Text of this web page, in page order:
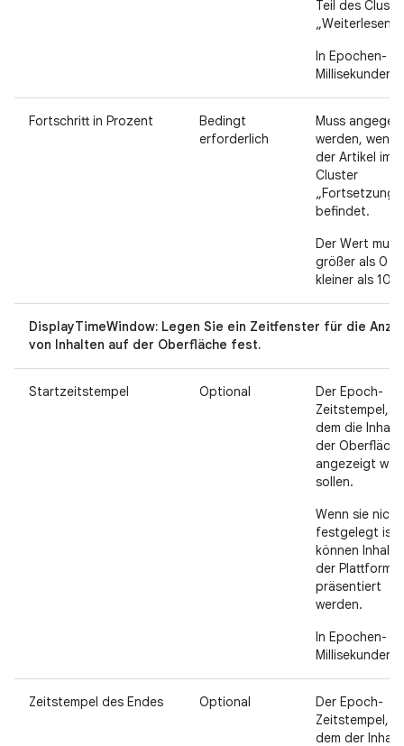
Teil des
„Weiterlesen“
In Epochen-
Millisekunden.
Fortschritt in Prozent
Bedingt
erforderlich
Muss
werden, wenn
der Artikel im
Cluster
„Fortsetzung“
befindet.
Der Wert muss
größer als 0
kleiner als 100
DisplayTimeWindow: Legen Sie ein Zeitfenster für die
von Inhalten auf der Oberfläche fest.
Startzeitstempel Optional
Der Epoch-
Zeitstempel,
dem die
der Oberfläche
angezeigt
sollen.
Wenn sie nicht
festgelegt ist,
können
der Plattform
präsentiert
werden.
In Epochen-
Millisekunden.
Zeitstempel des Endes Optional
Der Epoch-
Zeitstempel,
dem der Inhalt